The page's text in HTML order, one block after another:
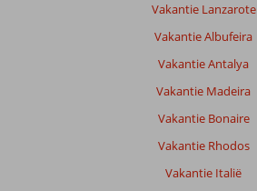
Vakantie Lanzarote
Vakantie Albufeira
Vakantie Antalya
Vakantie Madeira
Vakantie Bonaire
Vakantie Rhodos
Vakantie Italië